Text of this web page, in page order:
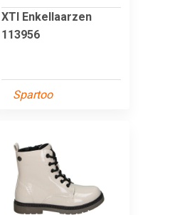
XTI Enkellaarzen
113956
Spartoo